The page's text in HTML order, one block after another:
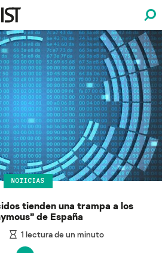
NOTICIAS
tienden una trampa a los
de España
1 lectura de un minuto